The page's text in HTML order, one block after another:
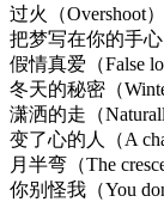
过火（Overshoot）
把梦写在你的手心
假情真爱（False
冬天的秘密（
潇洒的走（
变了心的人（A
月半弯（The
你别怪我（You